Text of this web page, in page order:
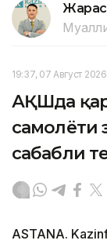
19:37, 07 Август 2026
АҚШда
самолёти
сабабли
ASTANA.